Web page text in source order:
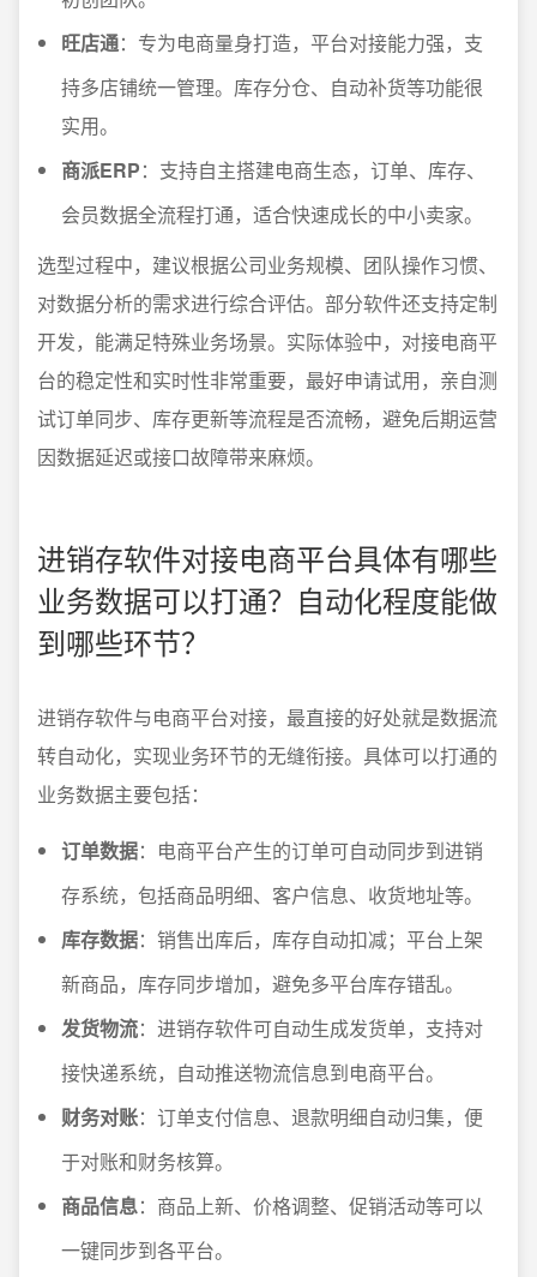
旺店通：专为电商量身打造，平台对接能力强，支
持多店铺统一管理。库存分仓、自动补货等功能很
实用。
商派ERP：支持自主搭建电商生态，订单、库存、
会员数据全流程打通，适合快速成长的中小卖家。
选型过程中，建议根据公司业务规模、团队操作习惯、
对数据分析的需求进行综合评估。部分软件还支持定制
开发，能满足特殊业务场景。实际体验中，对接电商平
台的稳定性和实时性非常重要，最好申请试用，亲自测
试订单同步、库存更新等流程是否流畅，避免后期运营
因数据延迟或接口故障带来麻烦。
进销存软件对接电商平台具体有哪些
业务数据可以打通？自动化程度能做
到哪些环节？
进销存软件与电商平台对接，最直接的好处就是数据流
转自动化，实现业务环节的无缝衔接。具体可以打通的
业务数据主要包括：
订单数据：电商平台产生的订单可自动同步到进销
存系统，包括商品明细、客户信息、收货地址等。
库存数据：销售出库后，库存自动扣减；平台上架
新商品，库存同步增加，避免多平台库存错乱。
发货物流：进销存软件可自动生成发货单，支持对
接快递系统，自动推送物流信息到电商平台。
财务对账：订单支付信息、退款明细自动归集，便
于对账和财务核算。
商品信息：商品上新、价格调整、促销活动等可以
一键同步到各平台。